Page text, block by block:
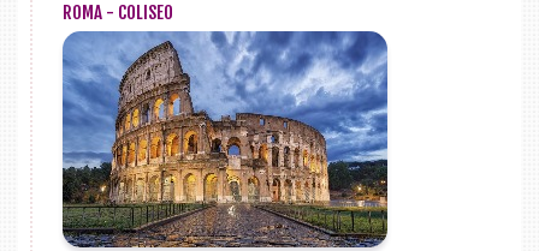
ROMA - COLISEO